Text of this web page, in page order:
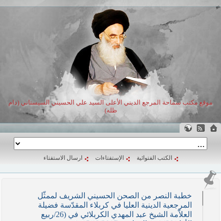
موقع مكتب سماحة المرجع الديني الأعلى السيد علي الحسيني السيستاني (دام
ظله)
الكتب الفتوائية الإستفتاءات ارسال الاستفتاء
خطبة النصر من الصحن الحسيني الشريف لممثّل
المرجعية الدينية العليا في كربلاء المقدّسة فضيلة
العلاّمة الشيخ عبد المهدي الكربلائي في (26/ربيع